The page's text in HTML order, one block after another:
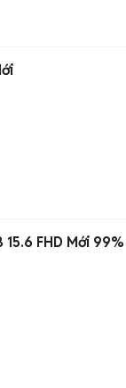
15.6 FHD Mới 99%